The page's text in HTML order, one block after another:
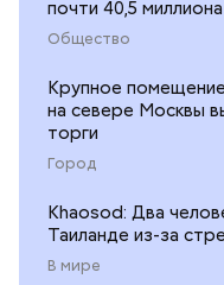
почти 40,5 миллиона
Общество
Крупное
на севере Москвы
торги
Город
Khaosod: Два
Таиланде из-за
В мире